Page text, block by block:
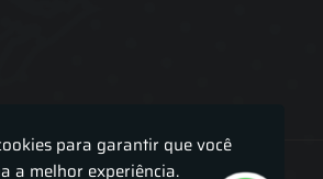
- Cortinas sob medidas e persianas
para garantir que você
a melhor experiência.